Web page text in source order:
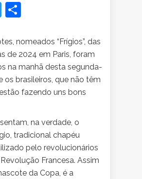
Twitter
nomeados “Frígios”, das
de 2024 em Paris, foram
na manhã desta segunda-
os brasileiros, que não têm
fazendo uns bons
na verdade, o
tradicional chapéu
pelo revolucionários
Francesa. Assim
da Copa, é a